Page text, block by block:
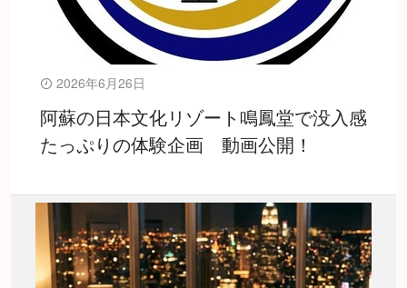
2026年6月26日
阿蘇の日本文化リゾート鳴鳳堂で没入感
たっぷりの体験企画 動画公開！